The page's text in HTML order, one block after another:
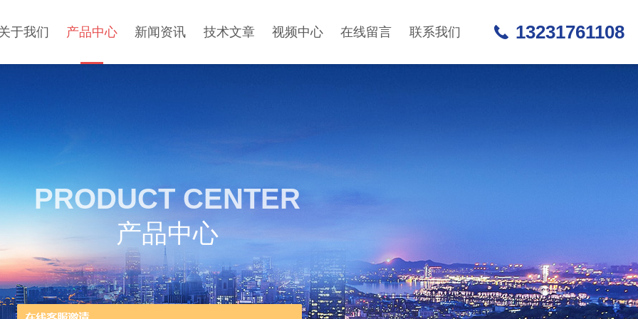
于我们 产品中心 新闻资讯 技术文章 视频中心 在线留言 联系我们 13231761108
PRODUCT CENTER
产品中心